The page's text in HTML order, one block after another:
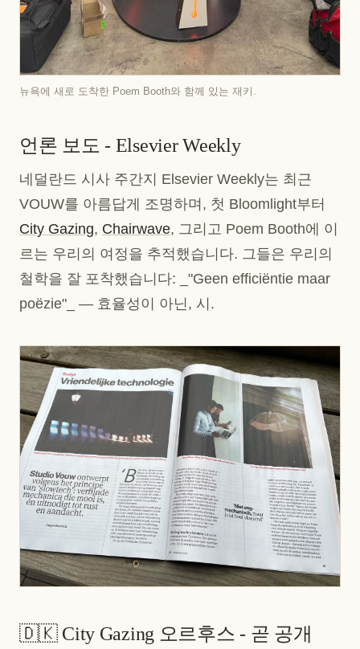
뉴욕에 새로 도착한 Poem Booth와 함께 있는 재키.
언론 보도 - Elsevier Weekly
네덜란드 시사 주간지 Elsevier Weekly는 최근
VOUW를 아름답게 조명하며, 첫 Bloomlight부터
City Gazing, Chairwave, 그리고 Poem Booth에 이
르는 우리의 여정을 추적했습니다. 그들은 우리의
철학을 잘 포착했습니다: _"Geen efficiëntie maar
poëzie"_ — 효율성이 아닌, 시.
🇩🇰 City Gazing 오르후스 - 곧 공개